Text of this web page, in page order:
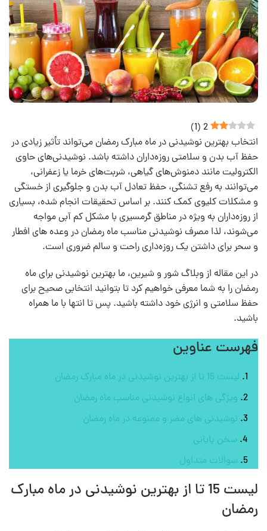
2
(
1
)
انتخاب بهترین نوشیدنی در ماه مبارک رمضان می‌تواند تأثیر زیادی در
حفظ آب بدن و سلامتی روزه‌داران داشته باشد. نوشیدنی‌های حاوی
الکترولیت مانند دمنوش‌های گیاهی، شربت‌های خرما یا زعفرانی،
می‌توانند به رفع تشنگی، حفظ تعادل آب بدن و جلوگیری از خستگی
و مشکلات کلیوی کمک کنند. بر اساس تحقیقات انجام شده، بسیاری
از روزه‌داران به‌ ویژه در مناطق گرمسیری با مشکل کم‌ آبی مواجه
می‌شوند، لذا مصرف نوشیدنی مناسب ماه رمضان در وعده های افطار
و سحر برای داشتن یک روزه‌داری راحت و سالم ضروری است.
در این مقاله از وبلاگ شور و شیرین، ما بهترین نوشیدنی برای ماه
رمضان را به شما معرفی خواهیم کرد تا بتوانید انتخابی صحیح برای
حفظ سلامتی و انرژی خود داشته باشید. پس تا انتها با ما همراه
باشید.
فهرست عناوین
لیست 15 تا از بهترین نوشیدنی در ماه مبارک رمضان
ویژگی های انواع نوشیدنی مناسب ماه رمضان
نوشیدنی‌ های مضر و ممنوعه در ماه رمضان
سخن پایانی
سوالات متداول
لیست 15 تا از بهترین نوشیدنی در ماه مبارک
رمضان